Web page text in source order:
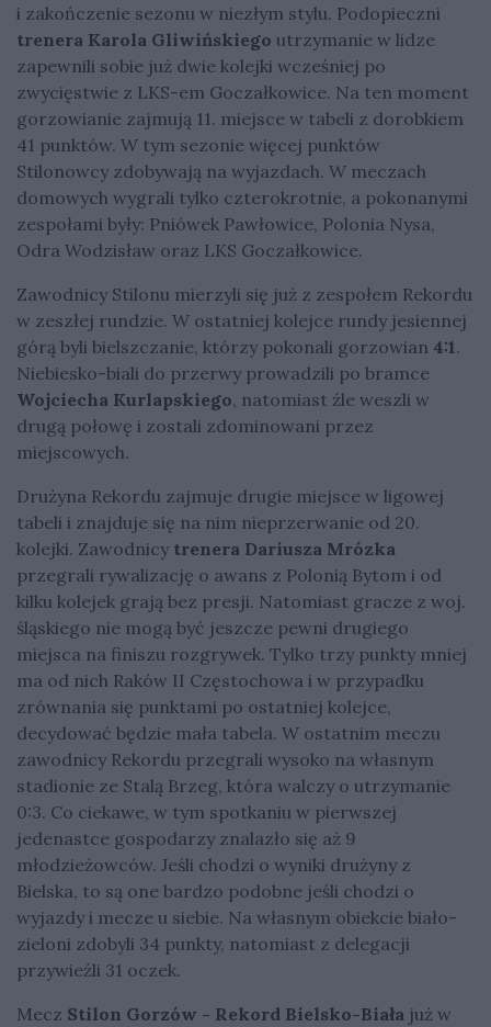
i zakończenie sezonu w niezłym stylu. Podopieczni
trenera Karola Gliwińskiego utrzymanie w lidze
zapewnili sobie już dwie kolejki wcześniej po
zwycięstwie z LKS-em Goczałkowice. Na ten moment
gorzowianie zajmują 11. miejsce w tabeli z dorobkiem
41 punktów. W tym sezonie więcej punktów
Stilonowcy zdobywają na wyjazdach. W meczach
domowych wygrali tylko czterokrotnie, a pokonanymi
zespołami były: Pniówek Pawłowice, Polonia Nysa,
Odra Wodzisław oraz LKS Goczałkowice.
Zawodnicy Stilonu mierzyli się już z zespołem Rekordu
w zeszłej rundzie. W ostatniej kolejce rundy jesiennej
górą byli bielszczanie, którzy pokonali gorzowian 4:1 .
Niebiesko-biali do przerwy prowadzili po bramce
Wojciecha Kurlapskiego, natomiast źle weszli w
drugą połowę i zostali zdominowani przez
miejscowych.
Drużyna Rekordu zajmuje drugie miejsce w ligowej
tabeli i znajduje się na nim nieprzerwanie od 20.
kolejki. Zawodnicy trenera Dariusza Mrózka
przegrali rywalizację o awans z Polonią Bytom i od
kilku kolejek grają bez presji. Natomiast gracze z woj.
śląskiego nie mogą być jeszcze pewni drugiego
miejsca na finiszu rozgrywek. Tylko trzy punkty mniej
ma od nich Raków II Częstochowa i w przypadku
zrównania się punktami po ostatniej kolejce,
decydować będzie mała tabela. W ostatnim meczu
zawodnicy Rekordu przegrali wysoko na własnym
stadionie ze Stalą Brzeg, która walczy o utrzymanie
0:3. Co ciekawe, w tym spotkaniu w pierwszej
jedenastce gospodarzy znalazło się aż 9
młodzieżowców. Jeśli chodzi o wyniki drużyny z
Bielska, to są one bardzo podobne jeśli chodzi o
wyjazdy i mecze u siebie. Na własnym obiekcie biało-
zieloni zdobyli 34 punkty, natomiast z delegacji
przywieźli 31 oczek.
Mecz Stilon Gorzów - Rekord Bielsko-Biała już w